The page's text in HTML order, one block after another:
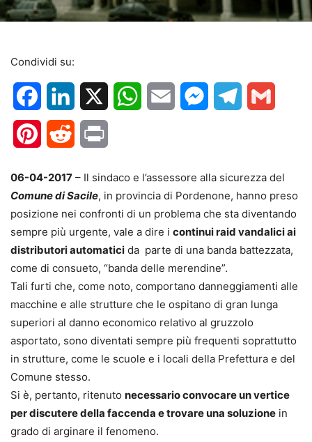
Condividi su:
FacebookLinkedIn WhatsApp
Email MessengerTelegram
PinterestReddit
06-04-2017 – Il sindaco e l’assessore alla sicurezza del
Comune di Sacile, in provincia di Pordenone, hanno preso
posizione nei confronti di un problema che sta diventando
sempre più urgente, vale a dire i continui raid vandalici ai
distributori automatici da parte di una banda battezzata,
come di consueto, “banda delle merendine”.
Tali furti che, come noto, comportano danneggiamenti alle
macchine e alle strutture che le ospitano di gran lunga
superiori al danno economico relativo al gruzzolo
asportato, sono diventati sempre più frequenti soprattutto
in strutture, come le scuole e i locali della Prefettura e del
Comune stesso.
Si è, pertanto, ritenuto necessario convocare un vertice
per discutere della faccenda e trovare una soluzione in
grado di arginare il fenomeno.